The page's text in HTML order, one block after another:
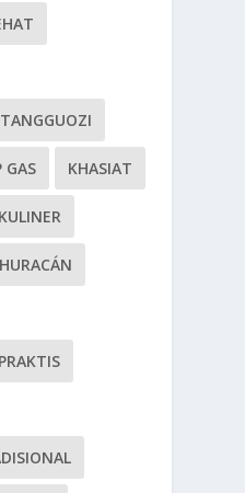
TANGGUOZI
GAS KHASIAT
KULINER